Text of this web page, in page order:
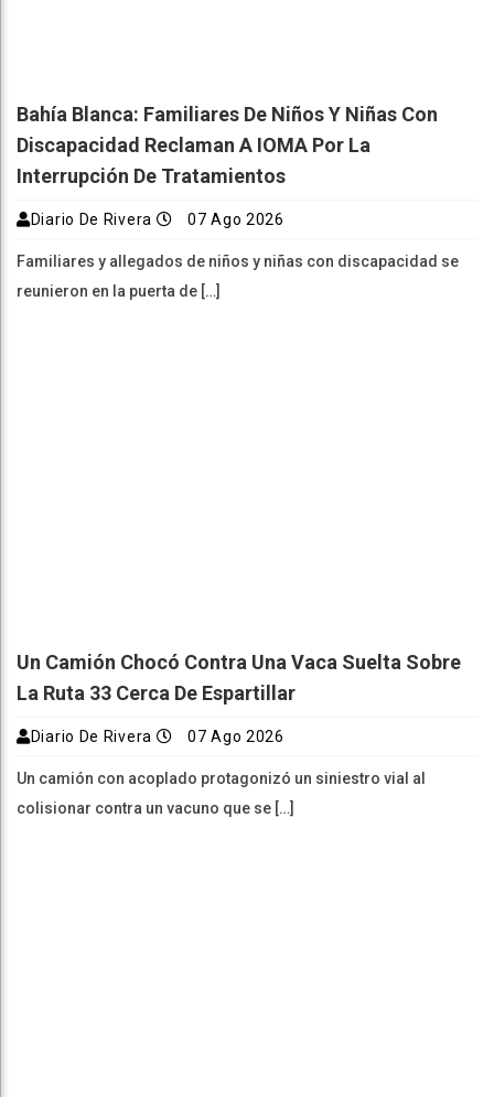
Bahía Blanca: Familiares De Niños Y Niñas Con
Discapacidad Reclaman A IOMA Por La
Interrupción De Tratamientos
Diario De Rivera 07 Ago 2026
Familiares y allegados de niños y niñas con discapacidad se
reunieron en la puerta de […]
Un Camión Chocó Contra Una Vaca Suelta Sobre
La Ruta 33 Cerca De Espartillar
Diario De Rivera 07 Ago 2026
Un camión con acoplado protagonizó un siniestro vial al
colisionar contra un vacuno que se […]